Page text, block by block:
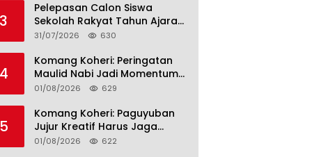
3
Pelepasan Calon Siswa
Sekolah Rakyat Tahun Ajaran
2026–2027, Plt. Bupati
Hadirkan Pendidikan
Berkualitas
31/07/2026 630
4
Komang Koheri: Peringatan
Maulid Nabi Jadi Momentum
Perkuat Ukhuwah Umat di
01/08/2026 629
5
Komang Koheri: Paguyuban
Jujur Kreatif Harus Jaga
Persatuan untuk Kemajuan
01/08/2026 622